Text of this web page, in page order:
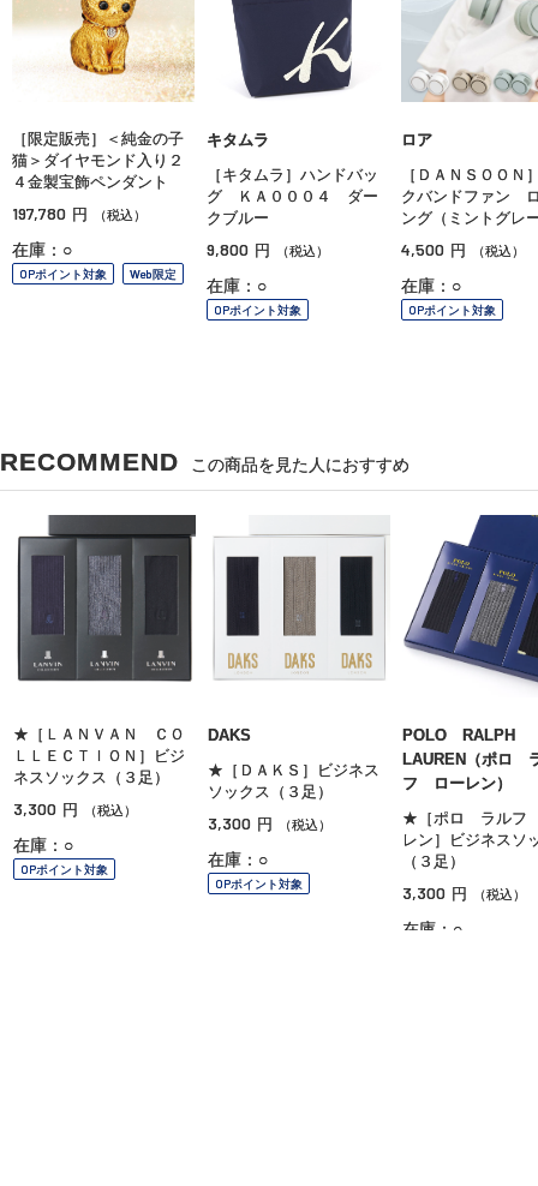
［限定販売］＜純金の子
猫＞ダイヤモンド入り２
４金製宝飾ペンダント
197,780 円 （税込）
在庫：○
OPポイント対象 Web限定
キタムラ
［キタムラ］ハンドバッ
グ ＫＡ０００４ ダー
クブルー
9,800 円 （税込）
在庫：○
OPポイント対象
ロア
［ＤＡＮＳＯＯＮ
クバンドファン
ング（ミントグレ
4,500 円 （税込）
在庫：○
OPポイント対象
RECOMMEND この商品を見た人におすすめ
★［ＬＡＮＶＡＮ ＣＯ
ＬＬＥＣＴＩＯＮ］ビジ
ネスソックス（３足）
3,300 円 （税込）
在庫：○
OPポイント対象
DAKS
★［ＤＡＫＳ］ビジネス
ソックス（３足）
3,300 円 （税込）
在庫：○
OPポイント対象
POLO RALPH
LAUREN（ポロ
フ ローレン）
★［ポロ ラルフ
レン］ビジネスソ
（３足）
3,300 円 （税込）
在庫：○